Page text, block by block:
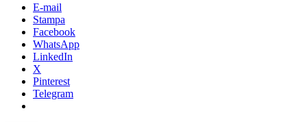
E-mail
Stampa
Facebook
WhatsApp
LinkedIn
X
Pinterest
Telegram